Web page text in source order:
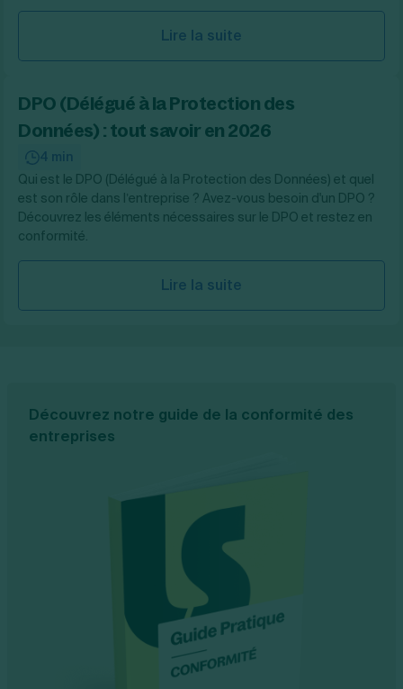
Lire la suite
DPO (Délégué à la Protection des
Données) : tout savoir en 2026
4 min
Qui est le DPO (Délégué à la Protection des Données) et quel
est son rôle dans l’entreprise ? Avez-vous besoin d'un DPO ?
Découvrez les éléments nécessaires sur le DPO et restez en
conformité.
Lire la suite
Découvrez notre guide de la conformité des
entreprises